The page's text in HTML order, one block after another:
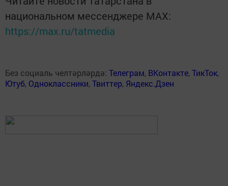
национальном мессенджере MАХ:
https://max.ru/tatmedia
Без социаль челтәрләрдә: Телеграм, ВКонтакте,ТикТок,
Ютуб, Одноклассники,Твиттер, Яндекс.Дзен